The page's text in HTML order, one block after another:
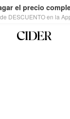
el precio
DESCUENTO en la